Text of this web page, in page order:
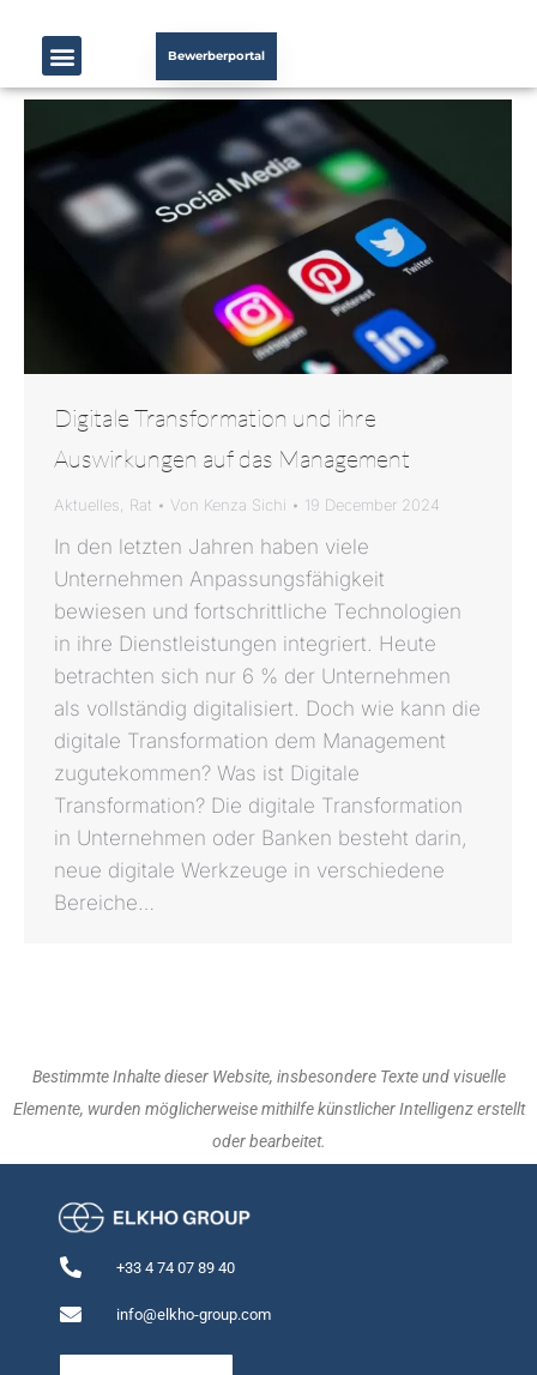
Bewerberportal
Digitale Transformation und ihre
Auswirkungen auf das Management
Aktuelles Rat Von Kenza Sichi 19 December 2024
In den letzten Jahren haben viele
Unternehmen Anpassungsfähigkeit
bewiesen und fortschrittliche Technologien
in ihre Dienstleistungen integriert. Heute
betrachten sich nur 6 % der Unternehmen
als vollständig digitalisiert. Doch wie kann die
digitale Transformation dem Management
zugutekommen? Was ist Digitale
Transformation? Die digitale Transformation
in Unternehmen oder Banken besteht darin,
neue digitale Werkzeuge in verschiedene
Bereiche…
Bestimmte Inhalte dieser Website, insbesondere Texte und visuelle
Elemente, wurden möglicherweise mithilfe künstlicher Intelligenz erstellt
oder bearbeitet.
+33 4 74 07 89 40
info@elkho-group.com